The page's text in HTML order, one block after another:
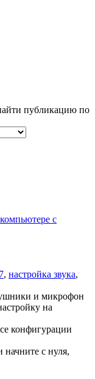
публикацию по
c
, настройка звука,
и микрофон
на
конфигурации
начните с нуля,